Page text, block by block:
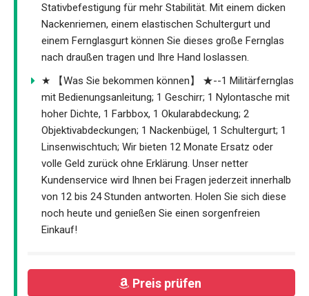
Stativbefestigung für mehr Stabilität. Mit einem dicken
Nackenriemen, einem elastischen Schultergurt und
einem Fernglasgurt können Sie dieses große Fernglas
nach draußen tragen und Ihre Hand loslassen.
★ 【Was Sie bekommen können】 ★--1 Militärfernglas
mit Bedienungsanleitung; 1 Geschirr; 1 Nylontasche mit
hoher Dichte, 1 Farbbox, 1 Okularabdeckung; 2
Objektivabdeckungen; 1 Nackenbügel, 1 Schultergurt; 1
Linsenwischtuch; Wir bieten 12 Monate Ersatz oder
volle Geld zurück ohne Erklärung. Unser netter
Kundenservice wird Ihnen bei Fragen jederzeit innerhalb
von 12 bis 24 Stunden antworten. Holen Sie sich diese
noch heute und genießen Sie einen sorgenfreien
Einkauf!
Preis prüfen